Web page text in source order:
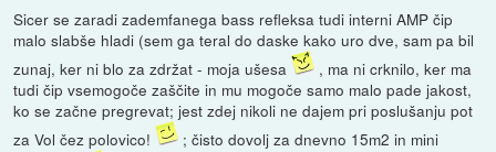
Sicer se zaradi zademfanega bass refleksa tudi interni AMP čip
malo slabše hladi (sem ga teral do daske kako uro dve, sam pa bil
zunaj, ker ni blo za zdržat - moja ušesa
, ma ni crknilo, ker ma
tudi čip vsemogoče zaščite in mu mogoče samo malo pade jakost,
ko se začne pregrevat; jest zdej nikoli ne dajem pri poslušanju pot
za Vol čez polovico!
; čisto dovolj za dnevno 15m2 in mini